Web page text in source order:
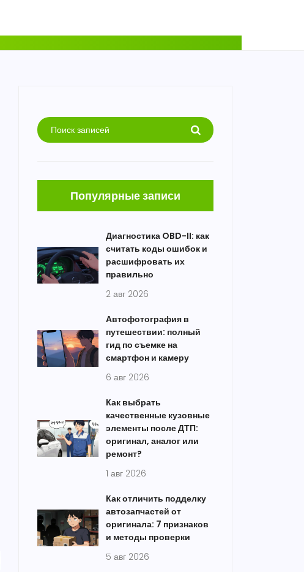
Популярные записи
Диагностика OBD-II: как
считать коды ошибок и
расшифровать их
правильно
2 авг 2026
Автофотография в
путешествии: полный
гид по съемке на
смартфон и камеру
6 авг 2026
Как выбрать
качественные кузовные
элементы после ДТП:
оригинал, аналог или
ремонт?
1 авг 2026
Как отличить подделку
автозапчастей от
оригинала: 7 признаков
и методы проверки
5 авг 2026